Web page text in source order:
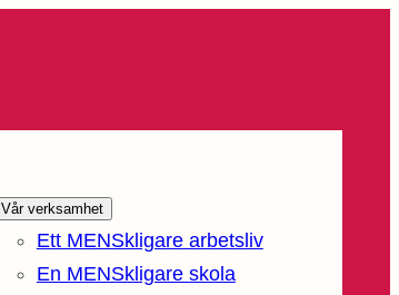
Vår verksamhet
Ett MENSkligare arbetsliv
En MENSkligare skola